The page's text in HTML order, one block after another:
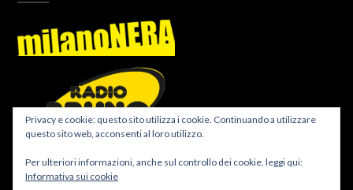
Privacy e cookie: questo sito utilizza i cookie. Continuando a utilizzare
questo sito web, acconsenti al loro utilizzo.
Per ulteriori informazioni, anche sul controllo dei cookie, leggi qui:
Informativa sui cookie